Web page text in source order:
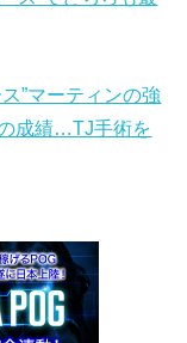
”マーティンの強
成績…TJ手術を